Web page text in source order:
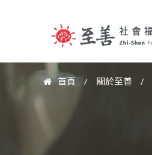
至
善
您
首頁 / 關於至善 /